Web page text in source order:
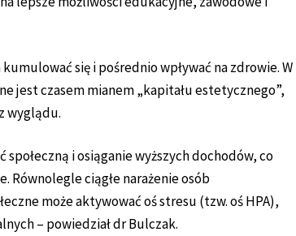
się i pośrednio wpływać na zdrowie. W
jest czasem mianem „kapitału estetycznego”,
wyglądu.
społeczną i osiąganie wyższych dochodów, co
Równolegle ciągłe narażenie osób
może aktywować oś stresu (tzw. oś HPA),
– powiedział dr Bulczak.